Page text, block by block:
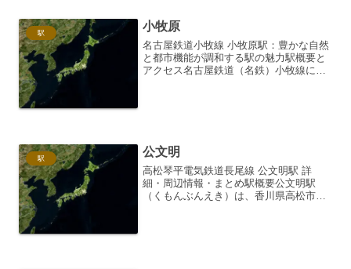
駅 小牧原
名古屋鉄道小牧線 小牧原駅：豊かな自然
と都市機能が調和する駅の魅力駅概要と
アクセス名古屋鉄道（名鉄）小牧線に所
駅 公文明
高松琴平電気鉄道長尾線 公文明駅 詳
細・周辺情報・まとめ駅概要公文明駅
（くもんぶんえき）は、香川県高松市に